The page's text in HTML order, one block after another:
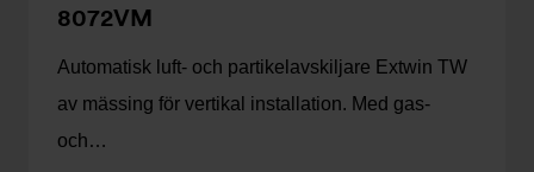
8072VM
Automatisk luft- och partikelavskiljare Extwin TW
av mässing för vertikal installation. Med gas-
och…